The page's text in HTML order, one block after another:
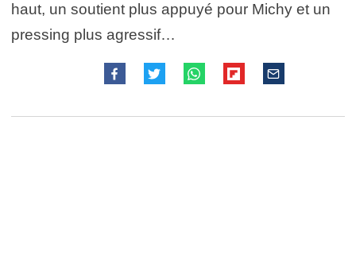
haut, un soutient plus appuyé pour Michy et un
pressing plus agressif…